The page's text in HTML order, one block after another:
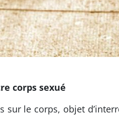
corps sexué
le corps, objet